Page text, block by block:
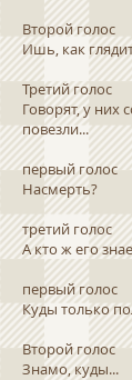
Второй голос
Ишь, как
Третий голос
Говорят, у них
повезли...
первый голос
Насмерть?
третий голос
А кто ж его
первый голос
Куды только
Второй голос
Знамо, куды...